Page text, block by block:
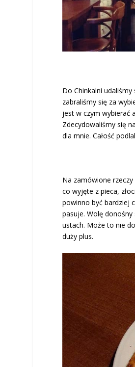
Do Chinkalni
zabraliśmy się za
jest w czym wybierać
Zdecydowaliśmy się
dla mnie. Całość
Na zamówione rzeczy
co wyjęte z pieca,
powinno być bardziej
pasuje. Wolę
ustach. Może to nie
duży plus.